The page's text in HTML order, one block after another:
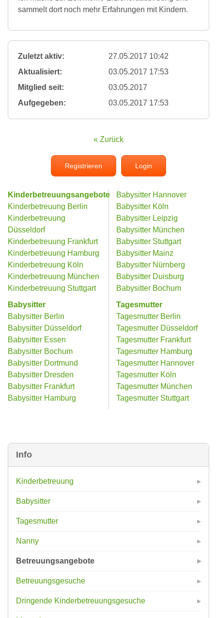
Info
Kinderbetreuung
Babysitter
Tagesmutter
Nanny
Betreuungsangebote
Betreuungsgesuche
Dringende Kinderbetreuungsgesuche
sammelt dort noch mehr Erfahrungen mit Kindern.
Zuletzt aktiv:
27.05.2017 10:42
Aktualisiert:
03.05.2017 17:53
Mitglied seit:
03.05.2017
Aufgegeben:
03.05.2017 17:53
« Zurück
Registrieren Login
Kinderbetreuungsangebote
Kinderbetreuung Berlin
Kinderbetreuung
Düsseldorf
Kinderbetreuung Frankfurt
Kinderbetreuung Hamburg
Kinderbetreuung Köln
Kinderbetreuung München
Kinderbetreuung Stuttgart
Babysitter
Babysitter Berlin
Babysitter Düsseldorf
Babysitter Essen
Babysitter Bochum
Babysitter Dortmund
Babysitter Dresden
Babysitter Frankfurt
Babysitter Hamburg
Babysitter Hannover
Babysitter Köln
Babysitter Leipzig
Babysitter München
Babysitter Stuttgart
Babysitter Mainz
Babysitter Nürnberg
Babysitter Duisburg
Babysitter Bochum
Tagesmutter
Tagesmutter Berlin
Tagesmutter Düsseldorf
Tagesmutter Frankfurt
Tagesmutter Hamburg
Tagesmutter Hannover
Tagesmutter Köln
Tagesmutter München
Tagesmutter Stuttgart